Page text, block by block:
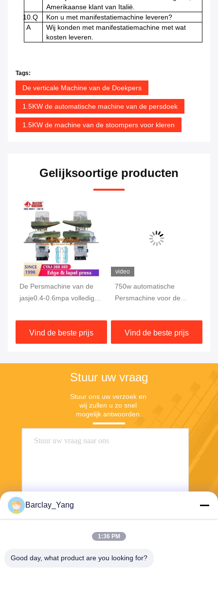
Amerikaanse klant van Italië.
10.Q
Kon u met manifestatiemachine leveren?
A
Wij konden met manifestatiemachine met wat
kosten leveren.
Tags:
De verticale Machine van de Doekpers
1.5KW de automatische machine van de persdoek
1.5KW de machine van de stoompers voor kleren
Gelijksoortige producten
De Persmachine van de
jasje0.4-0.6mpa volledig
Vind de beste prijs
video
750w automatische
Persmachine voor de
Kleren Dubbele Koker
Vind de beste prijs
Stuur uw vraag
Stuur ons uw verzoek en
wij zullen u zo snel
mogelijk antwoorden.
Barclay_Yang
1:36 PM
Good day, what product are you looking for?